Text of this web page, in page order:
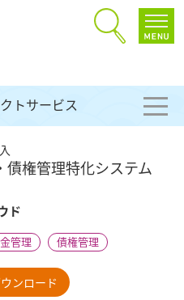
トサービス
債権管理特化システム
ド
金管理 債権管理
ンロード